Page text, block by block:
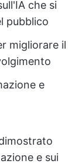
che si
pubblico
migliorare il
e
e sui